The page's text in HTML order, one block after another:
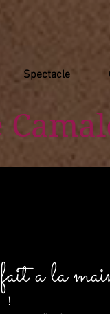
Spectacle
main,